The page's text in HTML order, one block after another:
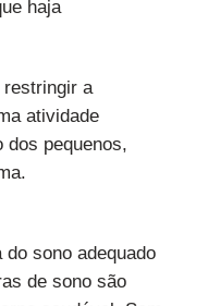
haja
restringir a
atividade
dos pequenos,
sono adequado
de sono são